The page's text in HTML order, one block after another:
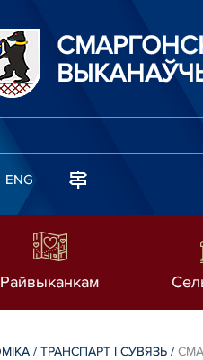
ENG
Райвыканкам
/ТРАНСПАРТ І СУВЯЗЬ /